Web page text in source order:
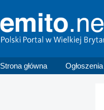
Strona główna Ogłoszenia